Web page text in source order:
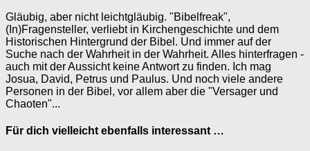
Gläubig, aber nicht leichtgläubig. "Bibelfreak",
(In)Fragensteller, verliebt in Kirchengeschichte und dem
Historischen Hintergrund der Bibel. Und immer auf der
Suche nach der Wahrheit in der Wahrheit. Alles hinterfragen -
auch mit der Aussicht keine Antwort zu finden. Ich mag
Josua, David, Petrus und Paulus. Und noch viele andere
Personen in der Bibel, vor allem aber die "Versager und
Chaoten"...
Für dich vielleicht ebenfalls interessant …